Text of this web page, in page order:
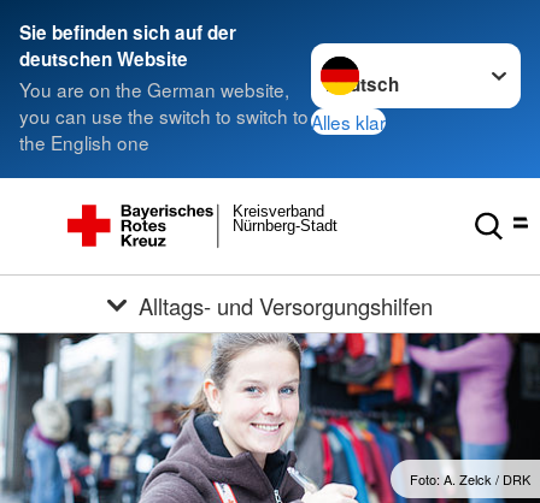
Sie befinden sich auf der
deutschen Website
You are on the German website,
you can use the switch to switch to
the English one
Sprache wechseln zu
Alles klar
Nürnberg-Stadt
Kreisverband
Alltags- und Versorgungshilfen
Foto: A. Zelck / DRK